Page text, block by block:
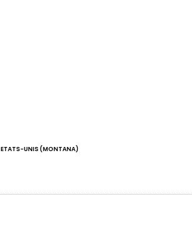
ETATS-UNIS (MONTANA)